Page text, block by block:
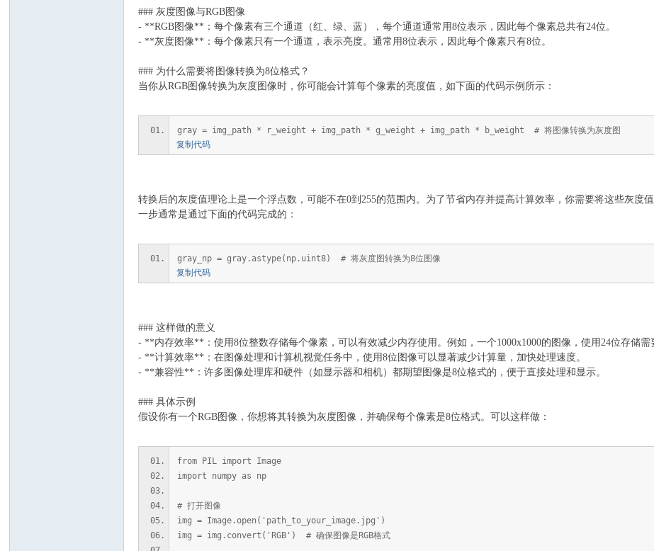
### 灰度图像与RGB图像
- **RGB图像**：每个像素有三个通道（红、绿、蓝），每个通道通常用8位表示，因此每个像素总共有24位。
- **灰度图像**：每个像素只有一个通道，表示亮度。通常用8位表示，因此每个像素只有8位。
### 为什么需要将图像转换为8位格式？
当你从RGB图像转换为灰度图像时，你可能会计算每个像素的亮度值，如下面的代码示例所示：
gray = img_path * r_weight + img_path * g_weight + img_path * b_weight # 将图像转换为灰度图
复制代码
转换后的灰度值理论上是一个浮点数，可能不在0到255的范围内。为了节省内存并提高计算效率，你需要将这些灰度
一步通常是通过下面的代码完成的：
gray_np = gray.astype(np.uint8) # 将灰度图转换为8位图像
复制代码
### 这样做的意义
- **内存效率**：使用8位整数存储每个像素，可以有效减少内存使用。例如，一个1000x1000的图像，使用24位存储需
- **计算效率**：在图像处理和计算机视觉任务中，使用8位图像可以显著减少计算量，加快处理速度。
- **兼容性**：许多图像处理库和硬件（如显示器和相机）都期望图像是8位格式的，便于直接处理和显示。
### 具体示例
假设你有一个RGB图像，你想将其转换为灰度图像，并确保每个像素是8位格式。可以这样做：
from PIL import Image
import numpy as np
# 打开图像
img = Image.open('path_to_your_image.jpg')
img = img.convert('RGB') # 确保图像是RGB格式